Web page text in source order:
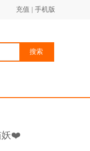
充值 手机版
搜索
妖❤️